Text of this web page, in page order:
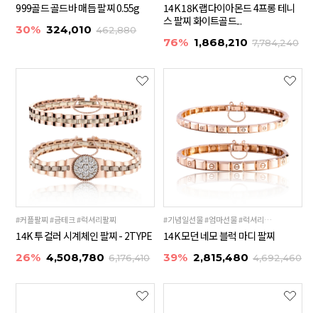
999골드 골드바 매듭 팔찌 0.55g
30% 324,010 462,880
14K 18K 랩다이아몬드 4프롱 테니
스 팔찌 화이트골드...
76% 1,868,210 7,784,240
#커플팔찌 #금테크 #럭셔리팔찌
14K 투 컬러 시계체인 팔찌 - 2TYPE
26% 4,508,780 6,176,410
#기념일선물 #엄마선물 #럭셔리팔찌
14K 모던 네모 블럭 마디 팔찌
39% 2,815,480 4,692,460